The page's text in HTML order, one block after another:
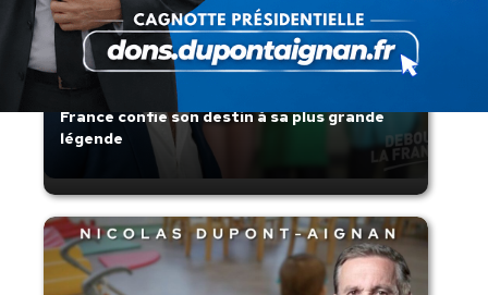
Zinedine Zidane, le retour du héros : la
France confie son destin à sa plus grande
légende